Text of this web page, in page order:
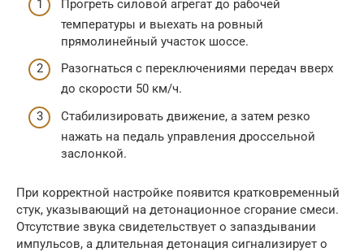
Прогреть силовой агрегат до рабочей
температуры и выехать на ровный
прямолинейный участок шоссе.
Разогнаться с переключениями передач вверх
до скорости 50 км/ч.
Стабилизировать движение, а затем резко
нажать на педаль управления дроссельной
заслонкой.
При корректной настройке появится кратковременный
стук, указывающий на детонационное сгорание смеси.
Отсутствие звука свидетельствует о запаздывании
импульсов, а длительная детонация сигнализирует о